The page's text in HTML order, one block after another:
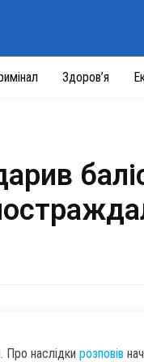
Здоров’я
Про наслідки розповів